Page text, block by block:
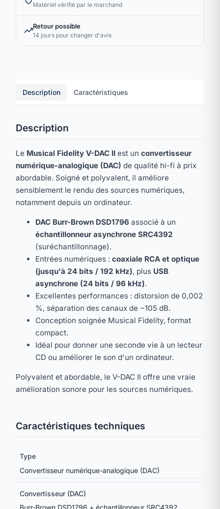
Matériel vérifié par le marchand
Retour possible
14 jours pour changer d'avis
Description Caractéristiques
Description
Le Musical Fidelity V-DAC II est un convertisseur
numérique-analogique (DAC) de qualité hi-fi à prix
abordable. Soigné et polyvalent, il améliore
sensiblement le rendu des sources numériques,
notamment depuis un ordinateur.
DAC Burr-Brown DSD1796 associé à un
échantillonneur asynchrone SRC4392
(suréchantillonnage).
Entrées numériques : coaxiale RCA et optique
(jusqu'à 24 bits / 192 kHz), plus USB
asynchrone (24 bits / 96 kHz).
Excellentes performances : distorsion de 0,002
%, séparation des canaux de −105 dB.
Conception soignée Musical Fidelity, format
compact.
Idéal pour donner une seconde vie à un lecteur
CD ou améliorer le son d'un ordinateur.
Polyvalent et abordable, le V-DAC II offre une vraie
amélioration sonore pour les sources numériques.
Caractéristiques techniques
Type
Convertisseur numérique-analogique (DAC)
Convertisseur (DAC)
Burr-Brown DSD1796 + échantillonneur SRC4392